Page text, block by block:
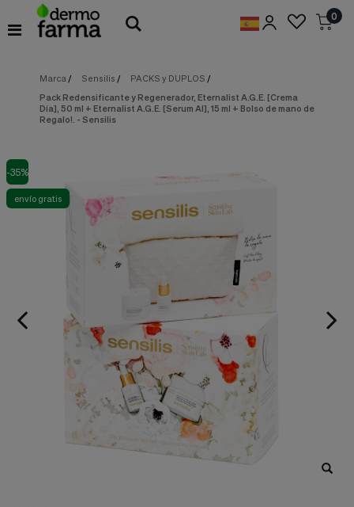
Preferencias
de
Cookies necesarias
proveerte
los
servicios
disponibles
algunas
características
0
Marca / Sensilis / PACKS y DUPLOS /
Pack Redensificante y Regenerador, Eternalist A.G.E. [Crema
Día], 50 ml + Eternalist A.G.E. [Serum AI], 15 ml + Bolso de mano de
Regalo!. - Sensilis
-35%
envío gratis